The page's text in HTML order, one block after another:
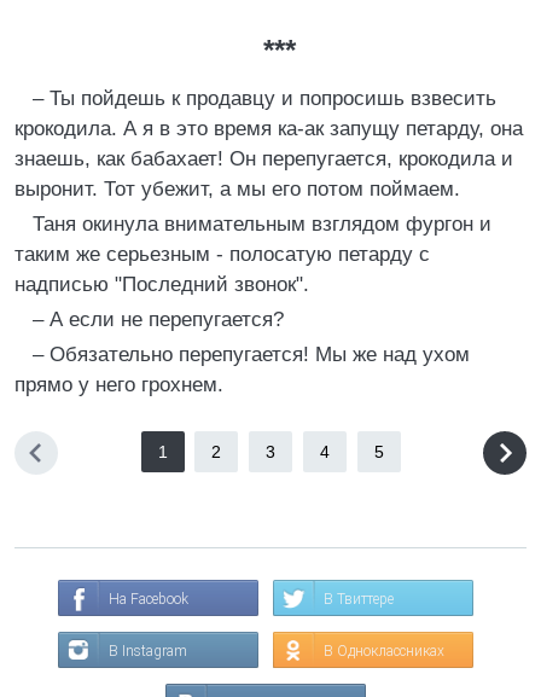
***
– Ты пойдешь к продавцу и попросишь взвесить
крокодила. А я в это время ка-ак запущу петарду, она
знаешь, как бабахает! Он перепугается, крокодила и
выронит. Тот убежит, а мы его потом поймаем.
Таня окинула внимательным взглядом фургон и
таким же серьезным - полосатую петарду с
надписью "Последний звонок".
– А если не перепугается?
– Обязательно перепугается! Мы же над ухом
прямо у него грохнем.
1 2 3 4 5
На Facebook В Твиттере
В Instagram В Одноклассниках